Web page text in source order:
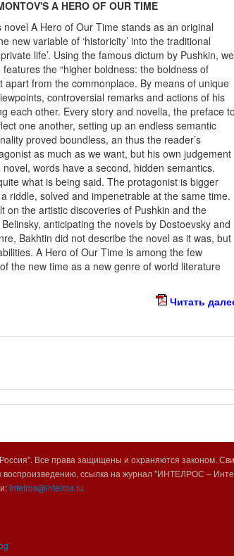
A HERO OF OUR TIME
A Hero of Our Time stands as an original
new variable of ‘historicity’ into the traditional
life’. Using the famous dictum by Pushkin, we
the “higher boldness: the boldness of
from the commonplace. By means of unique
controversial remarks and actions of his
each other. Every story and novella, the preface to
one another, setting up an endless semantic
proved boundless, an thus the reader’s
as much as we want, but his own judgement
words have a second, hidden semantics.
what is being said. The protagonist is bigger
riddle, solved and impenetrable at the same time.
the artistic discoveries of Pushkin and the
anticipating the novels by Dostoevsky and
Bakhtin did not describe the novel as it was, but
A Hero of Our Time is among the few
the new time as a new genre of world literature
Читать
Все права защищены и охраняются законом.
ссылка на журнал "ИНТЕЛРОС –
intelros@intelros.ru.